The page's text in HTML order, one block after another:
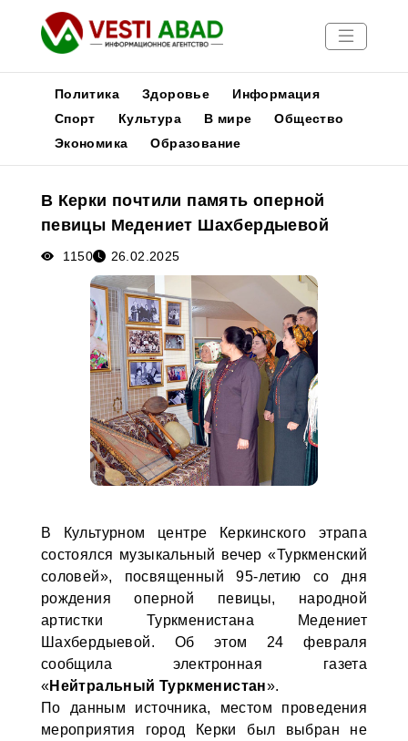
Новости
Медиа
Афиша
Политика Здоровье
Информация
Спорт
Культура В мире
Общество
Экономика
Образование
В Керки почтили память оперной
певицы Медениет Шахбердыевой
1150 26.02.2025
В Культурном центре Керкинского этрапа
состоялся музыкальный вечер «Туркменский
соловей», посвященный 95-летию со дня
рождения оперной певицы, народной
артистки Туркменистана Медениет
Шахбердыевой. Об этом 24 февраля
сообщила электронная газета
«Нейтральный Туркменистан».
По данным источника, местом проведения
мероприятия город Керки был выбран не